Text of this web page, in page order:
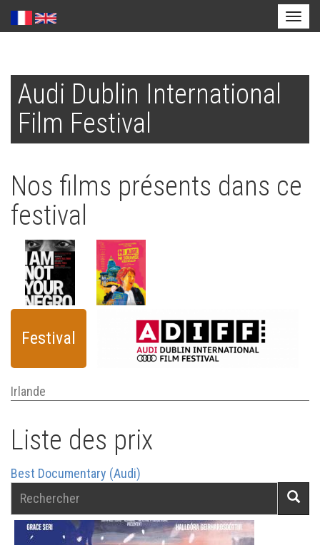
contenu
principal
Audi Dublin International
Film Festival
Nos films présents dans ce
festival
Festival
Irlande
Liste des prix
Best Documentary (Audi)